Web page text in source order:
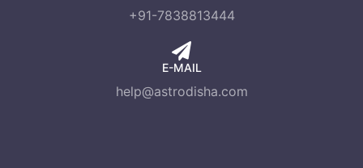
+91-7838813444
E-MAIL
help@astrodisha.com